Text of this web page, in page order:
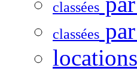
classées
classées